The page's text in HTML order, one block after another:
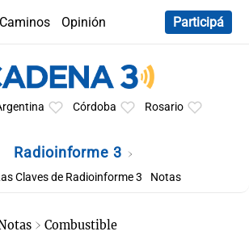
Caminos
Opinión
Participá
Córdoba Rosario
Radioinforme 3
Claves de Radioinforme 3 Notas
Combustible